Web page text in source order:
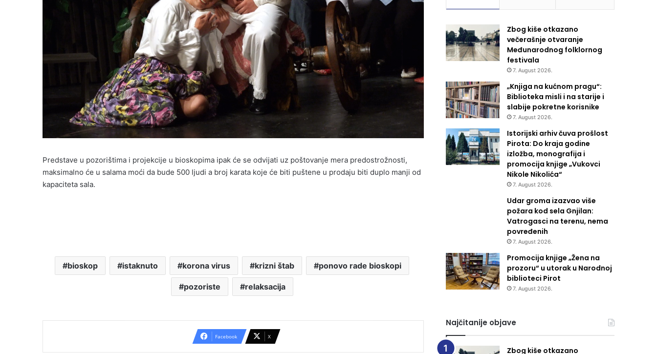
Predstave u pozorištima i projekcije u bioskopima ipak će se odvijati uz poštovanje mera predostrožnosti,
maksimalno će u salama moći da bude 500 ljudi a broj karata koje će biti puštene u prodaju biti duplo manji od
kapaciteta sala.
bioskop istaknuto korona virus krizni štab ponovo rade bioskopi
pozoriste relaksacija
Facebook X
Zbog kiše otkazano
večerašnje otvaranje
Međunarodnog folklornog
festivala
7. August 2026.
„Knjiga na kućnom pragu“:
Biblioteka misli i na starije i
slabije pokretne korisnike
7. August 2026.
Istorijski arhiv čuva prošlost
Pirota: Do kraja godine
izložba, monografija i
promocija knjige „Vukovci
Nikole Nikolića“
7. August 2026.
Udar groma izazvao više
požara kod sela Gnjilan:
Vatrogasci na terenu, nema
povređenih
7. August 2026.
Promocija knjige „Žena na
prozoru“ u utorak u Narodnoj
biblioteci Pirot
7. August 2026.
Najčitanije objave
Zbog kiše otkazano